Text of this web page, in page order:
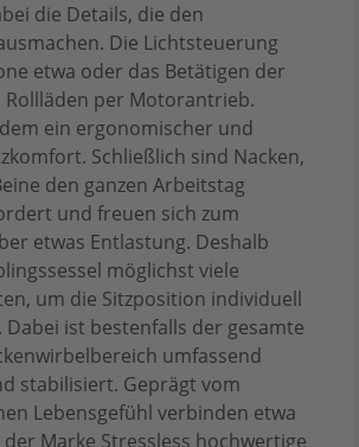
die Details, die den
Die Lichtsteuerung
etwa oder das Betätigen der
Rollläden per Motorantrieb.
ein ergonomischer und
Schließlich sind Nacken,
den ganzen Arbeitstag
und freuen sich zum
etwas Entlastung. Deshalb
möglichst viele
um die Sitzposition individuell
Dabei ist bestenfalls der gesamte
umfassend
stabilisiert. Geprägt vom
Lebensgefühl verbinden etwa
Marke Stressless hochwertige